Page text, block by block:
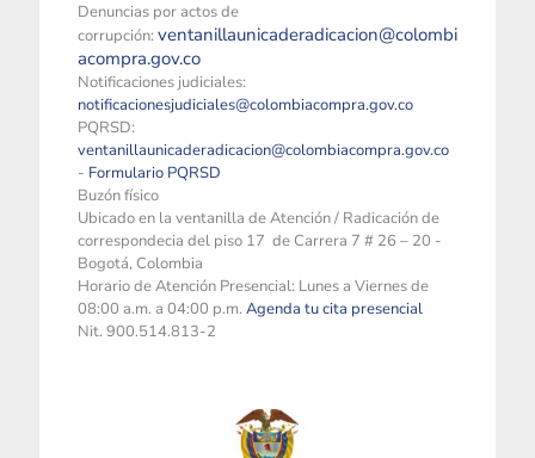
Denuncias por actos de
corrupción: ventanillaunicaderadicacion@colombi
acompra.gov.co
Notificaciones judiciales:
notificacionesjudiciales@colombiacompra.gov.co
PQRSD:
ventanillaunicaderadicacion@colombiacompra.gov.co
- Formulario PQRSD
Buzón físico
Ubicado en la ventanilla de Atención / Radicación de
correspondecia del piso 17 de Carrera 7 # 26 – 20 -
Bogotá, Colombia
Horario de Atención Presencial: Lunes a Viernes de
08:00 a.m. a 04:00 p.m. Agenda tu cita presencial
Nit. 900.514.813-2